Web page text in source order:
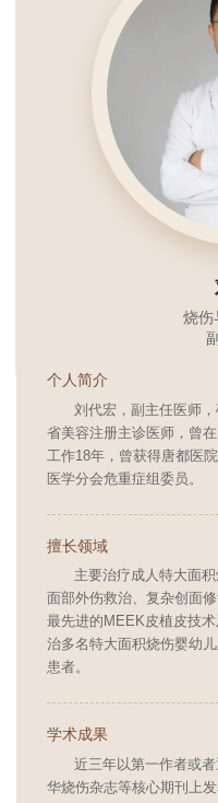
烧伤
个人简介
刘代宏，副主任医师
省美容注册主诊医师，曾
工作18年，曾获得唐都医
医学分会危重症组委员。
擅长领域
主要治疗成人特大面
面部外伤救治、复杂创面
最先进的MEEK皮植皮技
治多名特大面积烧伤婴幼
患者。
学术成果
近三年以第一作者或
华烧伤杂志等核心期刊上发